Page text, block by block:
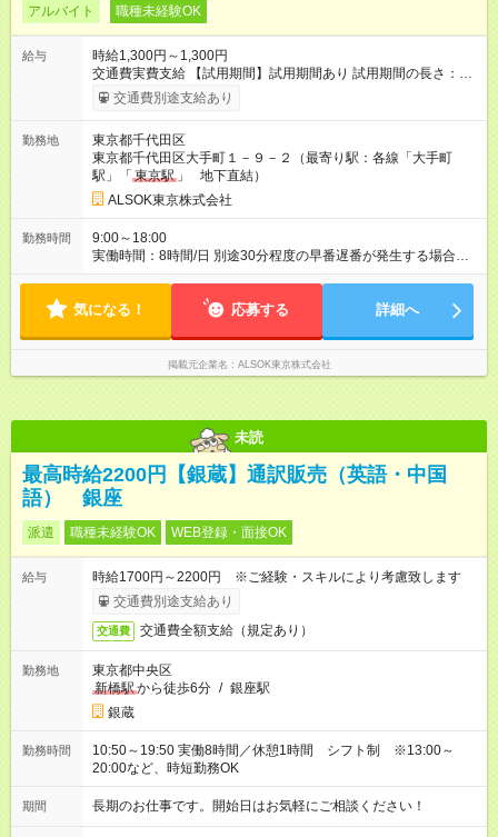
アルバイト 職種未経験OK
給与
時給1,300円～1,300円
交通費実費支給 【試用期間】試用期間あり 試用期間の長さ：6
ヶ月 雇用形態、給与は本採用時と同じです。
交通費別途支給あり
勤務地
東京都千代田区
東京都千代田区大手町１－９－２（最寄り駅：各線「大手町
駅」「 東京駅 」 地下直結）
ALSOK東京株式会社
勤務時間
9:00～18:00
実働時間：8時間/日 別途30分程度の早番遅番が発生する場合が
あります（時間外手当支給）。
気になる！ 応募する 詳細へ
掲載元企業名 ALSOK東京株式会社
未読
最高時給2200円【銀蔵】通訳販売（英語・中国
語） 銀座
派遣 職種未経験OK WEB登録・面接OK
給与
時給1700円～2200円 ※ご経験・スキルにより考慮致します
交通費別途支給あり
交通費 交通費全額支給（規定あり）
勤務地
東京都中央区
新橋駅から徒歩6分 / 銀座駅
銀蔵
勤務時間
10:50～19:50 実働8時間／休憩1時間 シフト制 ※13:00～
20:00など、時短勤務OK
期間 長期のお仕事です。開始日はお気軽にご相談ください！